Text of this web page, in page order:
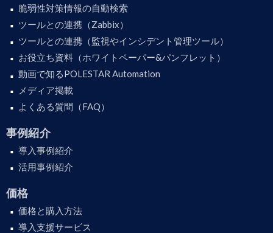
脆弱性対策情報の自動検索
ツールとの連携（Zabbix）
ツールとの連携（監視やインシデント管理ツール）
お役立ち資料（ホワイトペーパー&パンフレット）
動画で知るPOLESTAR Automation
メディア掲載
よくある質問（FAQ）
事例紹介
導入事例紹介
活用事例紹介
価格
価格と購入方法
導入支援サービス